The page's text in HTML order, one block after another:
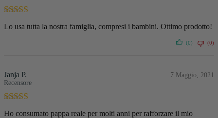
Valutato5 su
5
Lo usa tutta la nostra famiglia, compresi i bambini. Ottimo prodotto!
(0) (0)
Janja P.
Recensore
7 Maggio, 2021
Valutato
su
Ho consumato pappa reale per molti anni per rafforzare il mio